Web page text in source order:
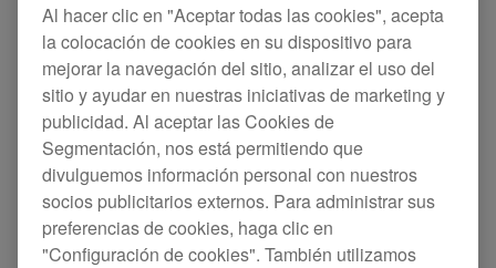
Updates DDJ-REV7
El nuevo firmware para el DDJ-REV7 ya está
disponible.
Esta actualización incluye el siguiente cambio:
Al hacer clic en "Aceptar todas las cookies", acepta
la colocación de cookies en su dispositivo para
mejorar la navegación del sitio, analizar el uso del
sitio y ayudar en nuestras iniciativas de marketing y
publicidad. Al aceptar las Cookies de
Segmentación, nos está permitiendo que
divulguemos información personal con nuestros
socios publicitarios externos. Para administrar sus
preferencias de cookies, haga clic en
"Configuración de cookies". También utilizamos